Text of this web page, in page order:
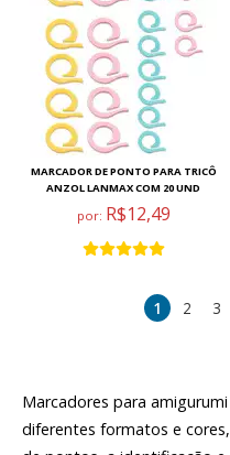
MARCADOR DE PONTO PARA TRICÔ
ANZOL LANMAX COM 20 UND
por: R$12,49
1 2 3
Marcadores para
diferentes formatos e